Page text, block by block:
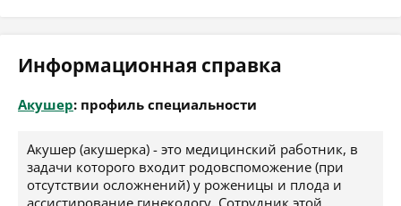
Информационная справка
Акушер: профиль специальности
Акушер (акушерка) - это медицинский работник, в
задачи которого входит родовспоможение (при
отсутствии осложнений) у роженицы и плода и
ассистирование гинекологу. Сотрудник этой